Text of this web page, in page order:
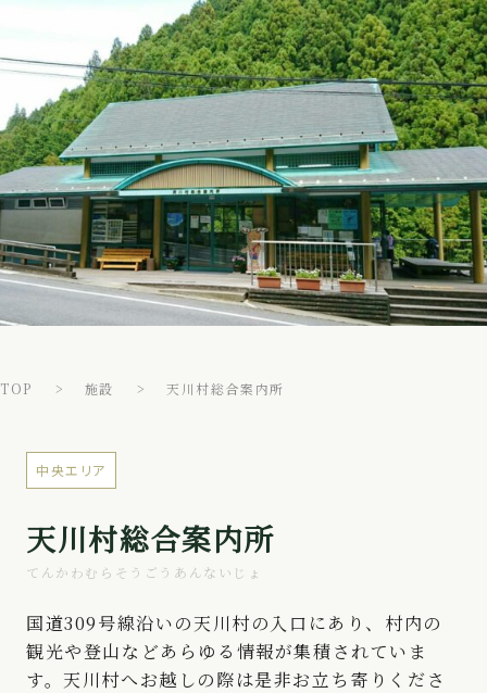
TOP 施設 天川村総合案内所
中央エリア
天川村総合案内所
てんかわむらそうごうあんないじょ
国道309号線沿いの天川村の入口にあり、村内の
観光や登山などあらゆる情報が集積されていま
す。天川村へお越しの際は是非お立ち寄りくださ